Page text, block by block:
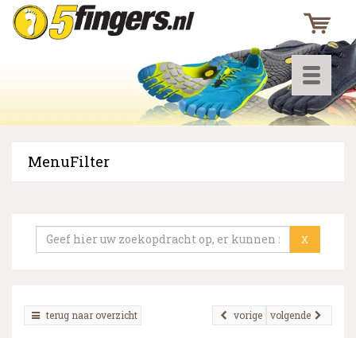
Toggle
MenuFilter
X
terug naar overzicht volgende
vorige